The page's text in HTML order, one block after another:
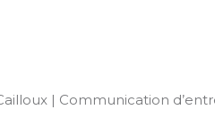
| Communication